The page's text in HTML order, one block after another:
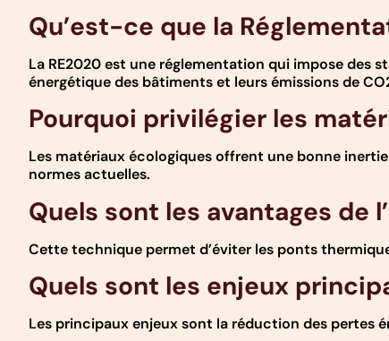
Qu’est-ce que la
La RE2020 est une réglementation qui impose des
énergétique des bâtiments et leurs émissions de
Pourquoi privilégier les
Les matériaux écologiques offrent une bonne
normes actuelles.
Quels sont les avantages de
Cette technique permet d’éviter les ponts
Quels sont les enjeux
Les principaux enjeux sont la réduction des pertes